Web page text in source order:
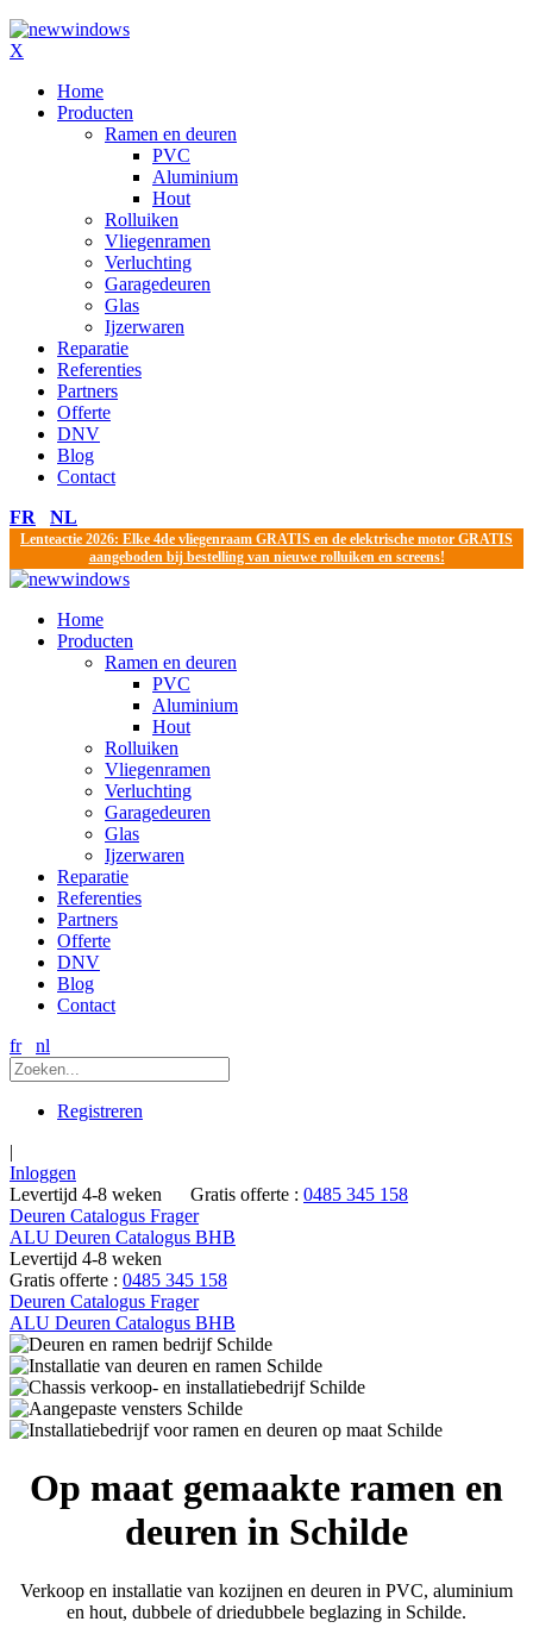
X
Home
Producten
Ramen en deuren
PVC
Aluminium
Hout
Rolluiken
Vliegenramen
Verluchting
Garagedeuren
Glas
Ijzerwaren
Reparatie
Referenties
Partners
Offerte
DNV
Blog
Contact
FR
NL
Lenteactie 2026: Elke 4de vliegenraam GRATIS en de elektrische motor GRATIS
aangeboden bij bestelling van nieuwe rolluiken en screens!
Home
Producten
Ramen en deuren
PVC
Aluminium
Hout
Rolluiken
Vliegenramen
Verluchting
Garagedeuren
Glas
Ijzerwaren
Reparatie
Referenties
Partners
Offerte
DNV
Blog
Contact
fr
nl
Registreren
|
Inloggen
Levertijd 4-8 weken
Gratis offerte : 0485 345 158
Deuren Catalogus Frager
ALU Deuren Catalogus BHB
Levertijd 4-8 weken
Gratis offerte : 0485 345 158
Deuren Catalogus Frager
ALU Deuren Catalogus BHB
Op maat gemaakte ramen en
deuren in Schilde
Verkoop en installatie van kozijnen en deuren in PVC, aluminium
en hout, dubbele of driedubbele beglazing in Schilde.